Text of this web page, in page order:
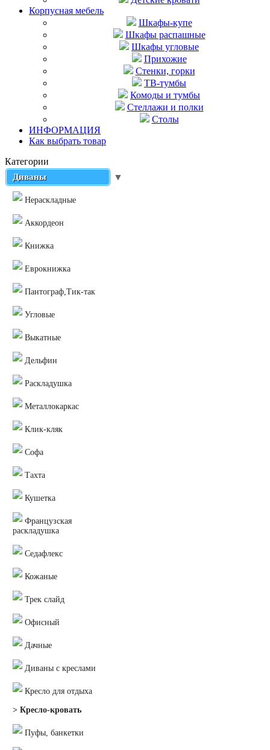
Корпусная мебель
Шкафы-купе
Шкафы распашные
Шкафы угловые
Прихожие
Стенки, горки
ТВ-тумбы
Комоды и тумбы
Стеллажи и полки
Столы
ИНФОРМАЦИЯ
Как выбрать товар
Категории
Диваны ▼
Нераскладные
Аккордеон
Книжка
Еврокнижка
Пантограф,Тик-так
Угловые
Выкатные
Дельфин
Раскладушка
Металлокаркас
Клик-кляк
Софа
Тахта
Кушетка
Французская
раскладушка
Седафлекс
Кожаные
Трек слайд
Офисный
Дачные
Диваны с креслами
Кресло для отдыха
> Кресло-кровать
Пуфы, банкетки